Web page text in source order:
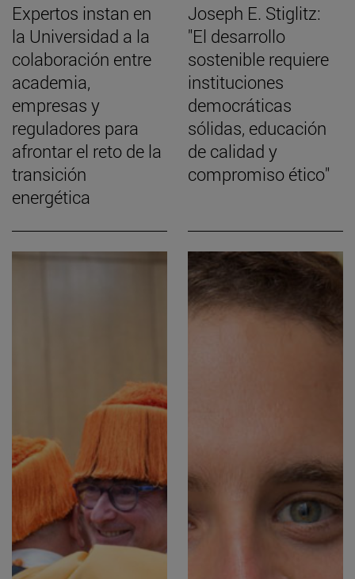
Expertos instan en
la Universidad a la
colaboración entre
academia,
empresas y
reguladores para
afrontar el reto de la
transición
energética
Joseph E. Stiglitz:
"El desarrollo
sostenible requiere
instituciones
democráticas
sólidas, educación
de calidad y
compromiso ético"